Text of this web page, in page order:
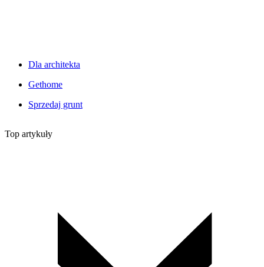
Dla architekta
Gethome
Sprzedaj grunt
Top artykuły